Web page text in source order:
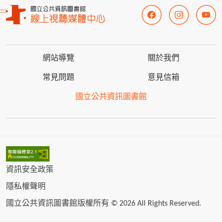
:::
網站導覽 關於我們
常見問題 意見信箱
國立公共資訊圖書館
資訊安全政策
隱私權聲明
國立公共資訊圖書館版權所有 © 2026 All Rights Reserved.